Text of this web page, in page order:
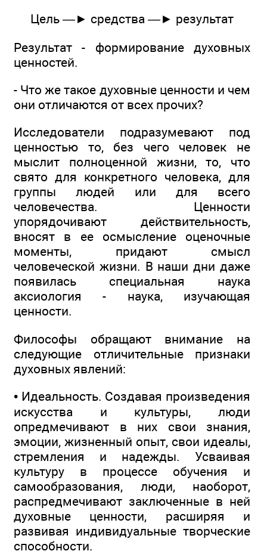
Цель —► средства —► результат
Результат - формирование духовных
ценностей.
- Что же такое духовные ценности и чем
они отличаются от всех прочих?
Исследователи подразумевают под
ценностью то, без чего человек не
мыслит полноценной жизни, то, что
свято для конкретного человека, для
группы людей или для всего
человечества. Ценности
упорядочивают действительность,
вносят в ее осмысление оценочные
моменты, придают смысл
человеческой жизни. В наши дни даже
появилась специальная наука
аксиология - наука, изучающая
ценности.
Философы обращают внимание на
следующие отличительные признаки
духовных явлений:
• Идеальность. Создавая произведения
искусства и культуры, люди
опредмечивают в них свои знания,
эмоции, жизненный опыт, свои идеалы,
стремления и надежды. Усваивая
культуру в процессе обучения и
самообразования, люди, наоборот,
распредмечивают заключенные в ней
духовные ценности, расширяя и
развивая индивидуальные творческие
способности.